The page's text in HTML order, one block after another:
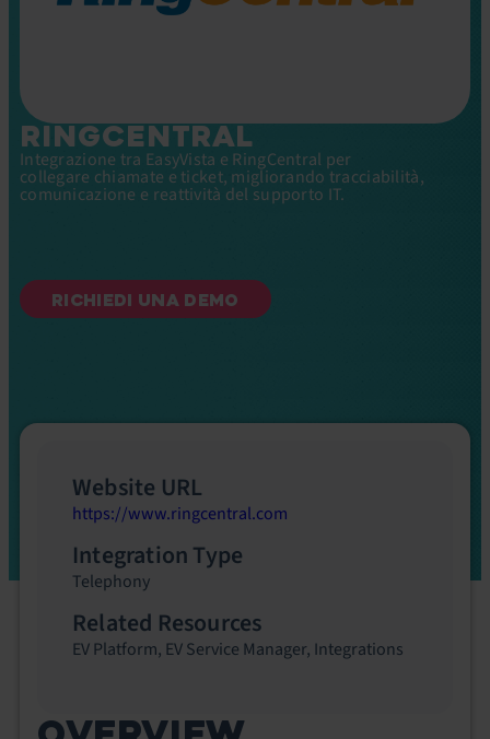
RINGCENTRAL
Integrazione tra EasyVista e RingCentral per
collegare chiamate e ticket, migliorando tracciabilità,
comunicazione e reattività del supporto IT.
RICHIEDI UNA DEMO
Website URL
https://www.ringcentral.com
Integration Type
Telephony
Related Resources
EV Platform, EV Service Manager, Integrations